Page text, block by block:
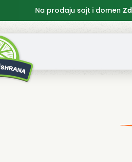
Na prodaju sajt i domen